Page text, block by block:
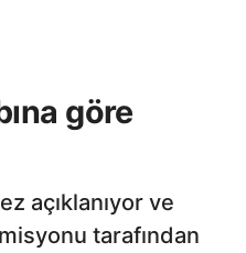
göre
açıklanıyor ve
tarafından